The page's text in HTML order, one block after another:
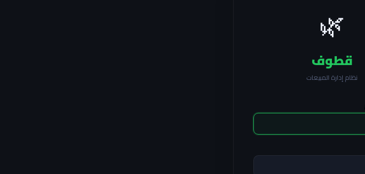
🌿
قطوف
نظام إدارة المبيعات